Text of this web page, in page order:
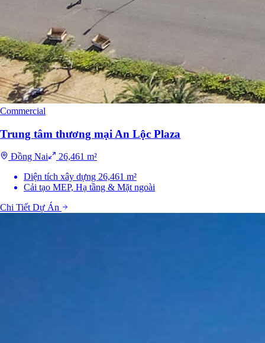
Commercial
Trung tâm thương mại An Lộc Plaza
Đồng Nai
26,461 m²
Diện tích xây dựng 26,461 m²
Cải tạo MEP, Hạ tầng & Mặt ngoài
Chi Tiết Dự Án